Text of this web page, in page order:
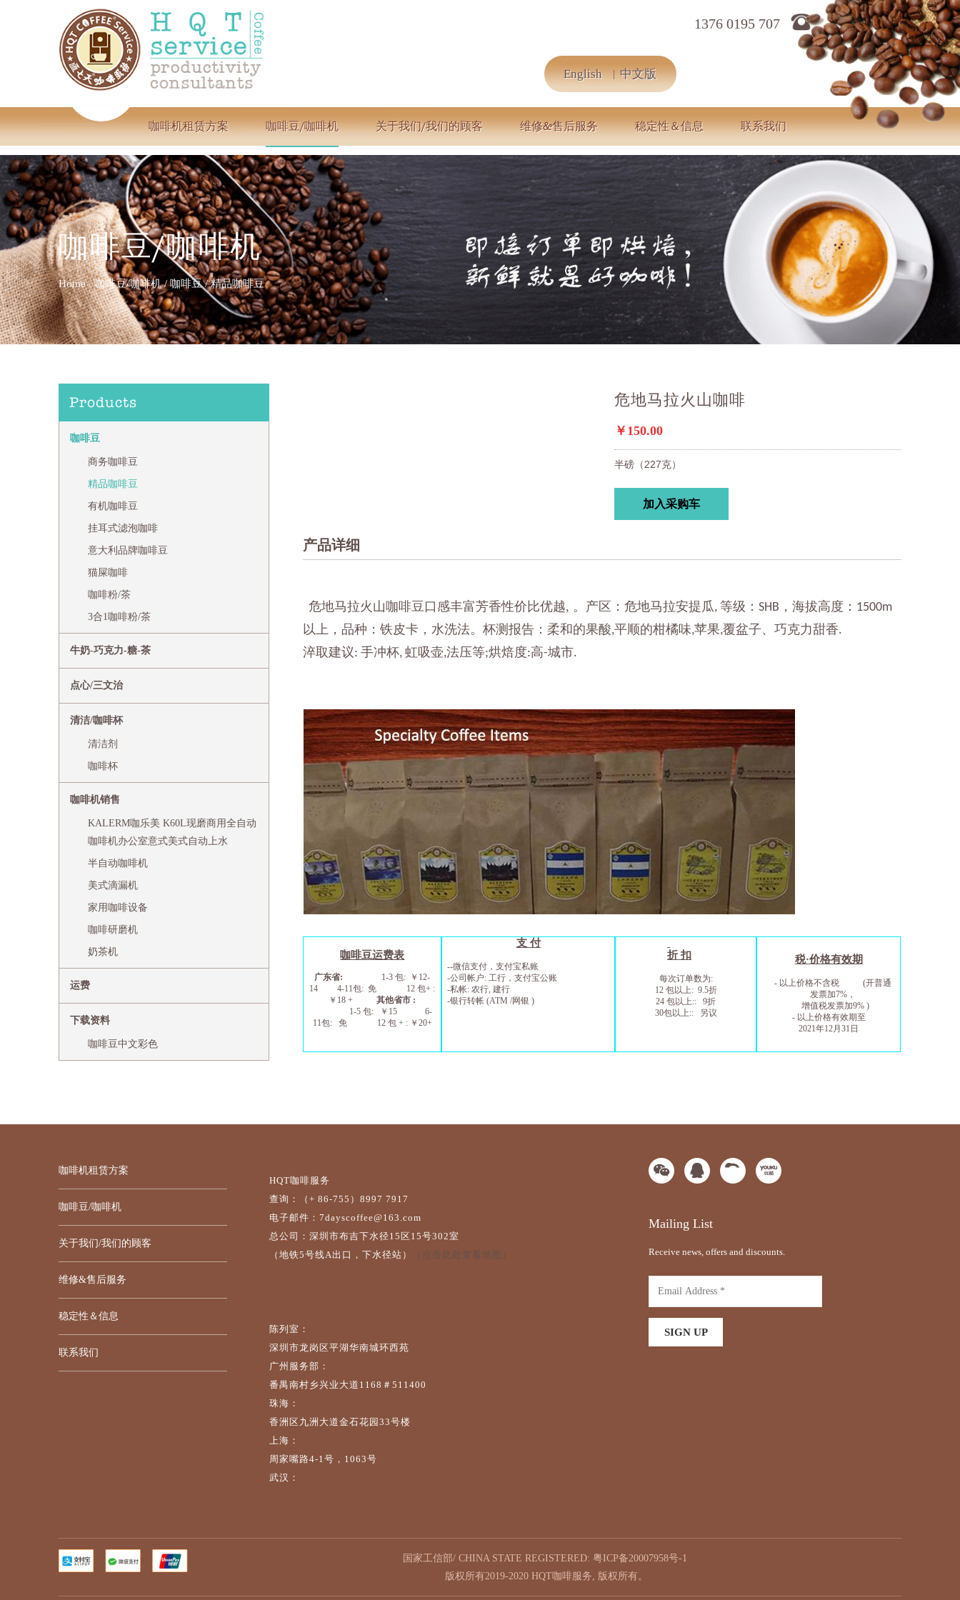
1376 0195 707
English 中文版
咖啡机租赁方案 咖啡豆/咖啡机 关于我们/我们的顾客 维修&售后服务 稳定性＆信息 联系我们
咖啡豆/咖啡机
Home/咖啡豆/咖啡机/咖啡豆/精品咖啡豆
Products
咖啡豆
商务咖啡豆
精品咖啡豆
有机咖啡豆
挂耳式滤泡咖啡
意大利品牌咖啡豆
猫屎咖啡
咖啡粉/茶
3合1咖啡粉/茶
牛奶-巧克力-糖-茶
点心/三文治
清洁/咖啡杯
清洁剂
咖啡杯
咖啡机销售
KALERM咖乐美 K60L现磨商用全自动
咖啡机办公室意式美式自动上水
半自动咖啡机
美式滴漏机
家用咖啡设备
咖啡研磨机
奶茶机
运费
下载资料
咖啡豆中文彩色
危地马拉火山咖啡
￥150.00
半磅（227克）
加入采购车
产品详细
危地马拉火山咖啡豆口感丰富芳香性价比优越, 。产区：危地马拉安提瓜,等级：SHB ，海拔高度： 1500m
以上，品种：铁皮卡，水洗法。杯测报告：柔和的果酸,平顺的柑橘味,苹果,覆盆子、巧克力甜香.
淬取建议:手冲杯,虹吸壶,法压等;烘焙度:高-城市.
咖啡豆运费表
广东省: 1-3包: ￥ 12-
14 4-11包:免 12包+ :
￥ 18 +其他省市 :
1-5 包: ￥ 15 6-
11包: 免 12 包+ : ￥ 20+
支 付
--微信支付，支付宝私账
-公司帐户:工行，支付宝公账
-私帐:农行,建行
-银行转帐 (ATM /网银 )
折 扣
每次订单数为:
12 包以上: 9.5折
24包以上:: 9折
30包以上:: 另议
税·价格有效期
- 以上价格不含税 (开普通
发票加7% ，
增值税发票加9% )
- 以上价格有效期至
2021年12月31 日
咖啡机租赁方案
咖啡豆/咖啡机
关于我们/我们的顾客
维修&售后服务
稳定性＆信息
联系我们
HQT咖啡服务
查询：（+ 86-755）8997 7917
电子邮件：7dayscoffee@163.com
总公司：深圳市布吉下水径15区15号302室
（地铁5号线A出口，下水径站）
（点击此处查看地图）
陈列室：
深圳市龙岗区平湖华南城环西苑
广州服务部：
番禺南村乡兴业大道1168＃511400
珠海：
香洲区九洲大道金石花园33号楼
上海：
周家嘴路4-1号，1063号
武汉：
Mailing List
Receive news, offers and discounts.
国家工信部/ CHINA STATE REGISTERED: 粤ICP备20007958号-1
版权所有2019-2020 HQT咖啡服务, 版权所有。